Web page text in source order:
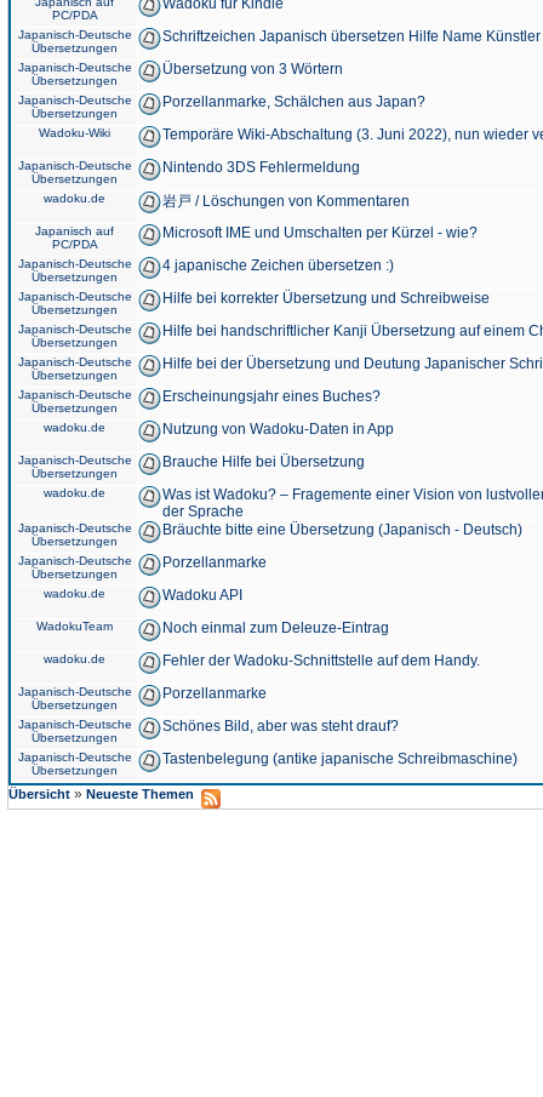
PC/PDA
Wadoku für Kindle
Japanisch-Deutsche
Übersetzungen
Schriftzeichen Japanisch übersetzen Hilfe Name
Japanisch-Deutsche
Übersetzungen
Übersetzung von 3 Wörtern
Japanisch-Deutsche
Übersetzungen
Porzellanmarke, Schälchen aus Japan?
Wadoku-Wiki Temporäre Wiki-Abschaltung (3. Juni 2022), nun wieder
Japanisch-Deutsche
Übersetzungen
Nintendo 3DS Fehlermeldung
wadoku.de 岩戸 / Löschungen von Kommentaren
Japanisch auf
PC/PDA
Microsoft IME und Umschalten per Kürzel - wie?
Japanisch-Deutsche
Übersetzungen
4 japanische Zeichen übersetzen :)
Japanisch-Deutsche
Übersetzungen
Hilfe bei korrekter Übersetzung und Schreibweise
Japanisch-Deutsche
Übersetzungen
Hilfe bei handschriftlicher Kanji Übersetzung auf einem
Japanisch-Deutsche
Übersetzungen
Hilfe bei der Übersetzung und Deutung Japanischer
Japanisch-Deutsche
Übersetzungen
Erscheinungsjahr eines Buches?
wadoku.de Nutzung von Wadoku-Daten in App
Japanisch-Deutsche
Übersetzungen
Brauche Hilfe bei Übersetzung
wadoku.de
Was ist Wadoku? – Fragemente einer Vision von
der Sprache
Japanisch-Deutsche
Übersetzungen
Bräuchte bitte eine Übersetzung (Japanisch - Deutsch)
Japanisch-Deutsche
Übersetzungen
Porzellanmarke
wadoku.de Wadoku API
WadokuTeam Noch einmal zum Deleuze-Eintrag
wadoku.de Fehler der Wadoku-Schnittstelle auf dem Handy.
Japanisch-Deutsche
Übersetzungen
Porzellanmarke
Japanisch-Deutsche
Übersetzungen
Schönes Bild, aber was steht drauf?
Japanisch-Deutsche
Übersetzungen
Tastenbelegung (antike japanische Schreibmaschine)
Übersicht » Neueste Themen